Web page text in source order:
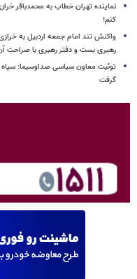
نماینده تهران خطاب به محمدباقر
کنم!
واکنش تند امام جمعه اردبیل به
رهبری بست و دفتر رهبری با صراحت
توئیت معاون سیاسی صداوسیما: سپاه
گرفت